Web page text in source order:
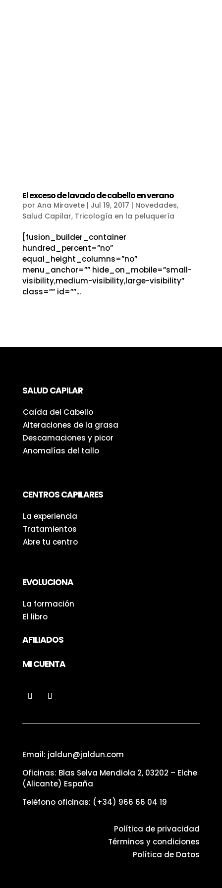
El exceso de lavado de cabello en verano
por Ana Miravete| Jul 19, 2017 | Novedades,
Salud Capilar, Tricología en la peluquería
[fusion_builder_container
hundred_percent=”no”
equal_height_columns=”no”
menu_anchor=”” hide_on_mobile=”small-
visibility,medium-visibility,large-visibility”
class=”” id=””...
SALUD CAPILAR
Caída del Cabello
Alteraciones de la grasa
Descamaciones y picor
Anomalías del tallo
CENTROS CAPILARES
La experiencia
Tratamientos
Abre tu centro
EVOLUCIONA
La formación
El libro
AFILIADOS
MI CUENTA
Email: jaldun@jaldun.com
Oficinas: Blas Selva Mendiola 2, 03202 – Elche
(Alicante) España
Teléfono oficinas: (+34) 966 66 04 19
Política de privacidad
Términos y condiciones
Política de Datos